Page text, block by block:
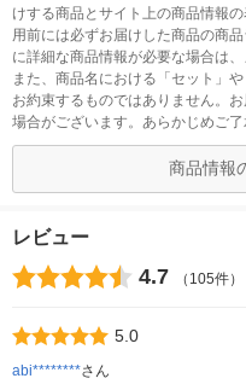
けする商品とサイト上の商品情報
用前には必ずお届けした商品の商
に詳細な商品情報が必要な場合は
また、商品名における「セット」
お約束するものではありません。
場合がございます。あらかじめご了
商品情報
レビュー
4.7 （105件）
5.0
abi********さん